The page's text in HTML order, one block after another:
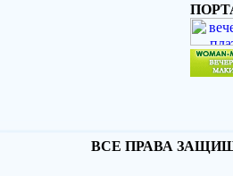
ВСЕ ПРАВА